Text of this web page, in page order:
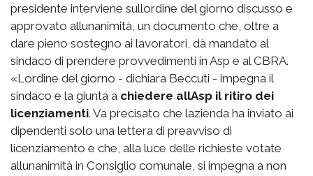
presidente interviene sullordine del giorno discusso e
approvato allunanimità, un documento che, oltre a
dare pieno sostegno ai lavoratori, dà mandato al
sindaco di prendere provvedimenti in Asp e al CBRA.
«Lordine del giorno - dichiara Beccuti - impegna il
sindaco e la giunta a chiedere allAsp il ritiro dei
licenziamenti. Va precisato che lazienda ha inviato ai
dipendenti solo una lettera di preavviso di
licenziamento e che, alla luce delle richieste votate
allunanimità in Consiglio comunale, si impegna a non